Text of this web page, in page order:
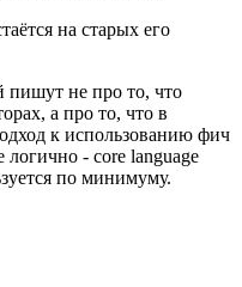
на старых его
пишут не про то, что
а про то, что в
к использованию фич
- core language
по минимуму.